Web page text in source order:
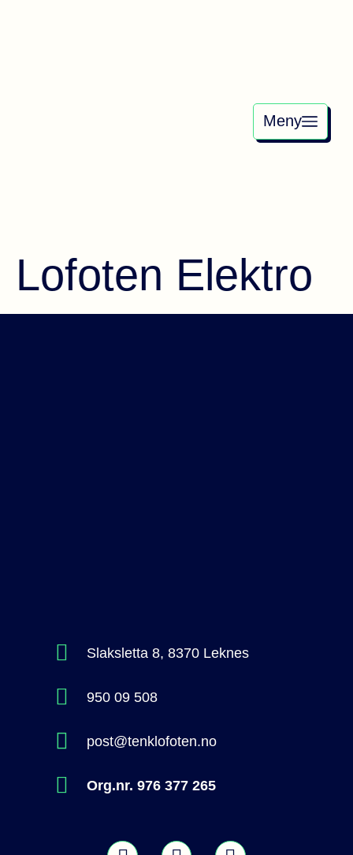
Meny
Lofoten Elektro
Slaksletta 8, 8370 Leknes
950 09 508
post@tenklofoten.no
Org.nr. 976 377 265